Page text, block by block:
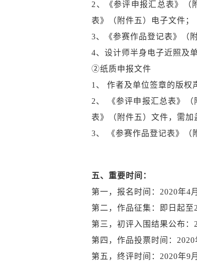
2、《参评申报汇总表》（
表》（附件五）电子文件；
3、《参赛作品登记表》（
4、设计师半身电子近照及
②纸质申报文件
1、 作者及单位签章的版权
2、 《参评申报汇总表》
表》（附件五）文件，需加
3、 《参赛作品登记表》（
五、重要时间：
第一，报名时间：2020年4
第二，作品征集：即日起至
第三，初评入围结果公布：
第四，作品投票时间：2020
第五，终评时间：2020年9